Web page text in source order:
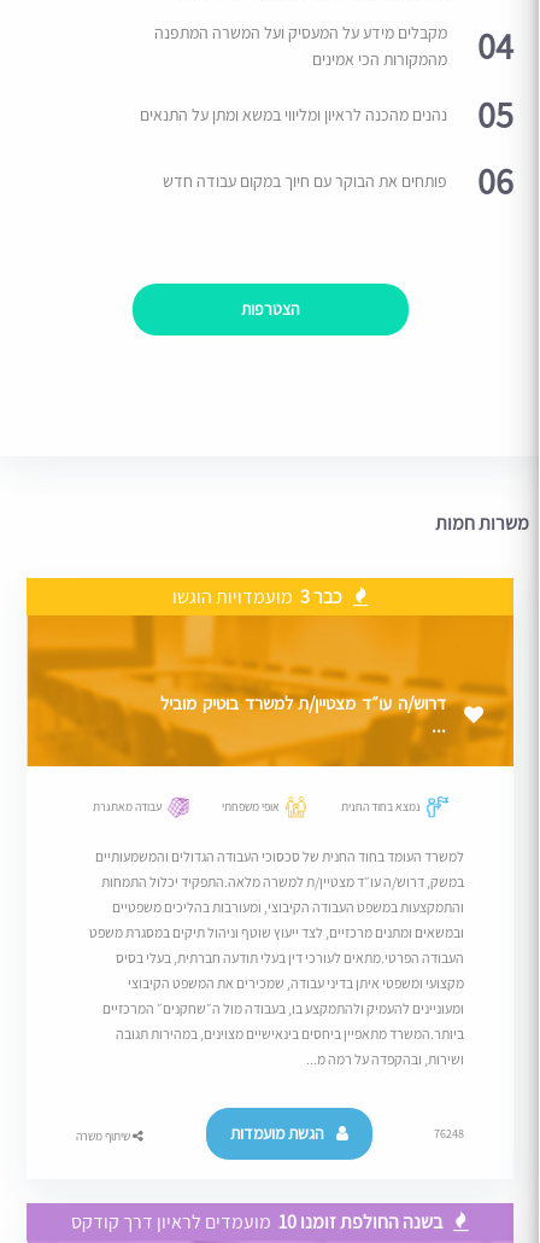
04
מקבלים מידע על המעסיק ועל המשרה המתפנה
מהמקורות הכי אמינים
05 נהנים מהכנה לראיון ומליווי במשא ומתן על התנאים
06 פותחים את הבוקר עם חיוך במקום עבודה חדש
הצטרפות
משרות חמות
כבר 3 מועמדויות הוגשו
דרוש/ה עו״ד מצטיין/ת למשרד בוטיק מוביל
...
נמצא בחוד החנית אופי משפחתי עבודה מאתגרת
למשרד העומד בחוד החנית של סכסוכי העבודה הגדולים והמשמעותיים
במשק, דרוש/ה עו״ד מצטיין/ת למשרה מלאה.התפקיד יכלול התמחות
והתמקצעות במשפט העבודה הקיבוצי, ומעורבות בהליכים משפטיים
ובמשאים ומתנים מרכזיים, לצד ייעוץ שוטף וניהול תיקים במסגרת משפט
העבודה הפרטי.מתאים לעורכי דין בעלי תודעה חברתית, בעלי בסיס
מקצועי ומשפטי איתן בדיני עבודה, שמכירים את המשפט הקיבוצי
ומעוניינים להעמיק ולהתמקצע בו, בעבודה מול ה״שחקנים״ המרכזיים
ביותר.המשרד מתאפיין ביחסים בינאישיים מצוינים, במהירות תגובה
ושירות, ובהקפדה על רמה מ...
76248 הגשת מועמדות שיתוף משרה
בשנה החולפת זומנו 10 מועמדים לראיון דרך קודקס